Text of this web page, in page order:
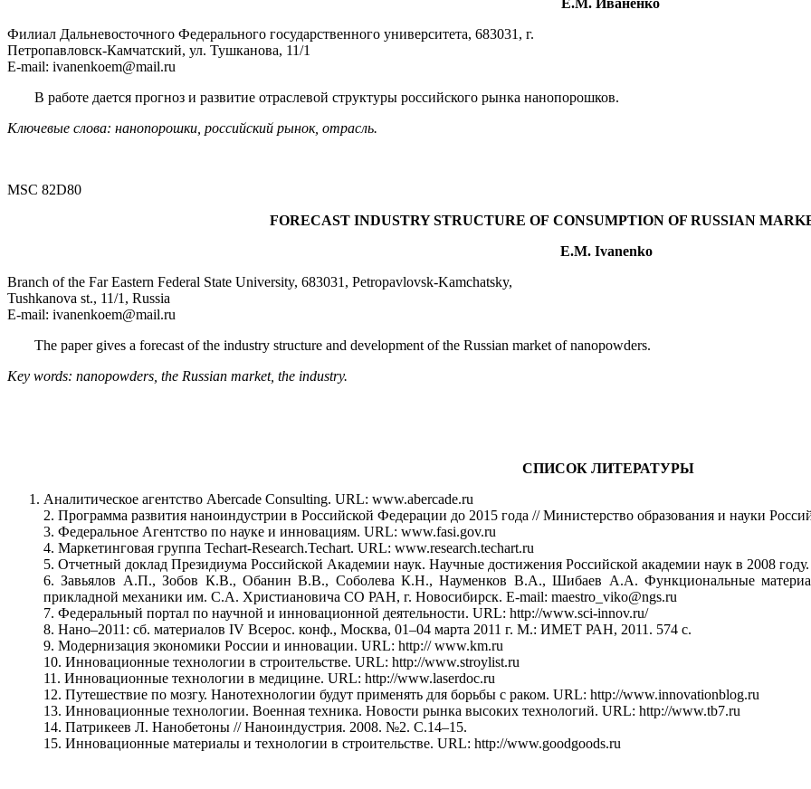
Филиал Дальневосточного Федерального государственного университета, 683031, г.
Петропавловск-Камчатский, ул. Тушканова, 11/1
E-mail: ivanenkoem@mail.ru
В работе дается прогноз и развитие отраслевой структуры российского рынка нанопорошков.
Ключевые слова: нанопорошки, российский рынок, отрасль.
MSC 82D80
FORECAST INDUSTRY STRUCTURE OF CONSUMPTION OF RUSSIAN
E.M. Ivanenko
Branch of the Far Eastern Federal State University, 683031, Petropavlovsk-Kamchatsky,
Tushkanova st., 11/1, Russia
E-mail: ivanenkoem@mail.ru
The paper gives a forecast of the industry structure and development of the Russian market of nanopowders.
Key words: nanopowders, the Russian market, the industry.
СПИСОК ЛИТЕРАТУРЫ
Аналитическое агентство Abercade Consulting. URL: www.abercade.ru
2. Программа развития наноиндустрии в Российской Федерации до 2015 года // Министерство образования и науки
3. Федеральное Агентство по науке и инновациям. URL: www.fasi.gov.ru
4. Маркетинговая группа Techart-Research.Techart. URL: www.research.techart.ru
5. Отчетный доклад Президиума Российской Академии наук. Научные достижения Российской академии наук в 2008
6. Завьялов А.П., Зобов К.В., Обанин В.В., Соболева К.Н., Науменков В.А., Шибаев А.А. Функциональные
прикладной механики им. С.А. Христиановича СО РАН, г. Новосибирск. E-mail: maestro_viko@ngs.ru
7. Федеральный портал по научной и инновационной деятельности. URL: http://www.sci-innov.ru/
8. Нано–2011: сб. материалов IV Всерос. конф., Москва, 01–04 марта 2011 г. М.: ИМЕТ РАН, 2011. 574 с.
9. Модернизация экономики России и инновации. URL: http:// www.km.ru
10. Инновационные технологии в строительстве. URL: http://www.stroylist.ru
11. Инновационные технологии в медицине. URL: http://www.laserdoc.ru
12. Путешествие по мозгу. Нанотехнологии будут применять для борьбы с раком. URL: http://www.innovationblog.ru
13. Инновационные технологии. Военная техника. Новости рынка высоких технологий. URL: http://www.tb7.ru
14. Патрикеев Л. Нанобетоны // Наноиндустрия. 2008. №2. С.14–15.
15. Инновационные материалы и технологии в строительстве. URL: http://www.goodgoods.ru